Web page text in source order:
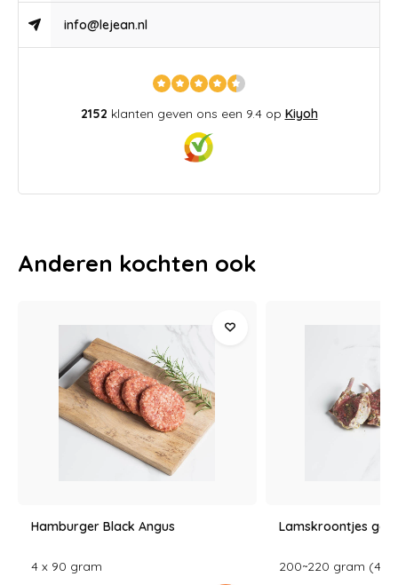
info@lejean.nl
2152 klanten geven ons een 9.4 op Kiyoh
Anderen kochten ook
Hamburger Black Angus
4 x 90 gram
Lamskroontjes
200~220 gram (4